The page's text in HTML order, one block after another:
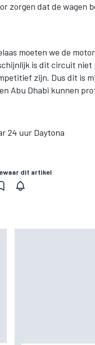
zorgen dat de wagen
moeten we de
is dit circuit
zijn. Dus dit is
Abu Dhabi kunnen
24 uur Daytona
dit artikel